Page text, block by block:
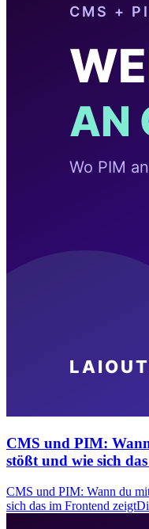
CMS und PIM:
stößt und wie sich
CMS und PIM: Wann du
sich das im Frontend